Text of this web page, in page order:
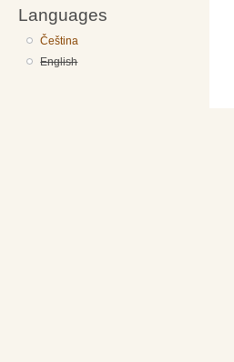
Languages
Čeština
English